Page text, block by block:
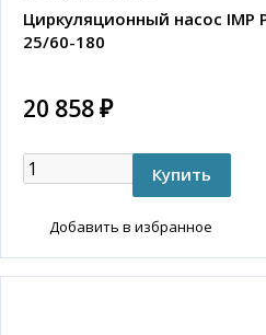
Циркуляционный насос IMP
25/60-180
20 858 ₽
Добавить в избранное